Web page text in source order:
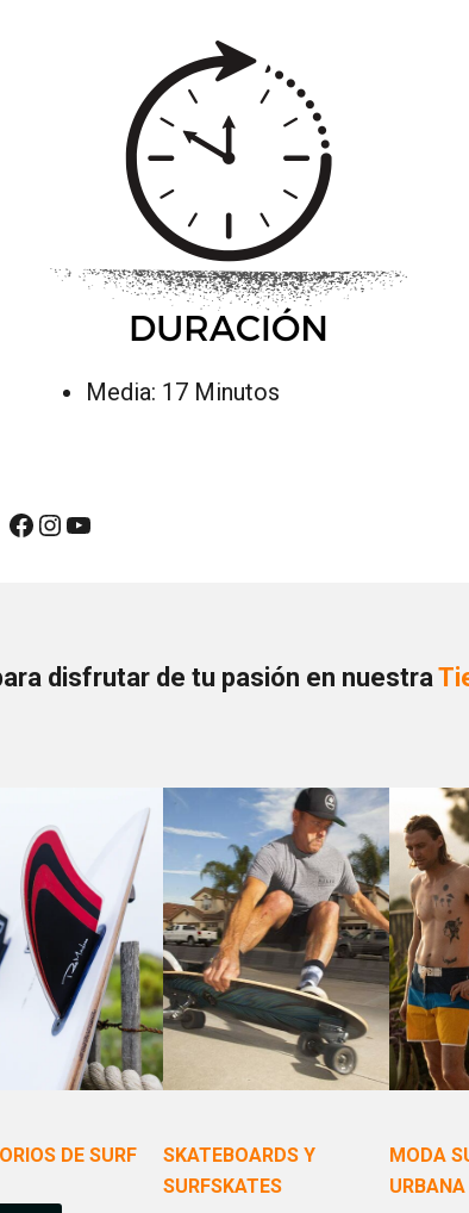
Media: 17 Minutos
disfrutar de tu pasión en nuestra
DE SURF
SKATEBOARDS Y
SURFSKATES
MODA
URBANA